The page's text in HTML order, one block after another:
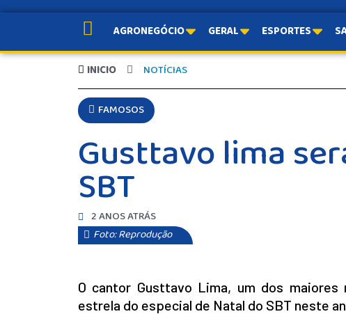
AGRONEGÓCIO GERAL ESPORTES
INICIO NOTÍCIAS
FAMOSOS
Gusttavo lima
SBT
2 ANOS ATRÁS
Foto: Reprodução
O cantor Gusttavo Lima, um dos
estrela do especial de Natal do SBT neste